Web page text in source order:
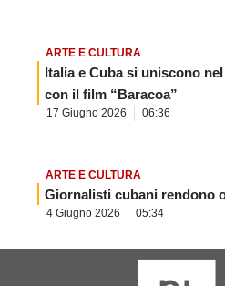
ARTE E CULTURA
Italia e Cuba si uniscono
con il film “Baracoa”
17 Giugno 2026 06:36
ARTE E CULTURA
Giornalisti cubani rendono
4 Giugno 2026 05:34